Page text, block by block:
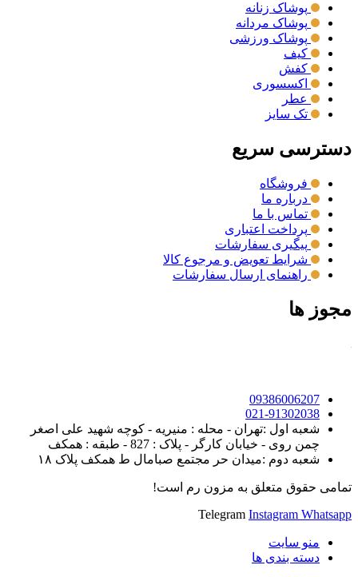
پوشاک زنانه
پوشاک مردانه
پوشاک ورزشی
کیف
کفش
اکسسوری
عطر
تک سایز
دسترسی سریع
فروشگاه
درباره ما
تماس با ما
پرداخت اعتباری
پیگیری سفارشات
شرایط تعویض و مرجوع کالا
راهنمای ارسال سفارشات
مجوز ها
09386006207
021-91302038
شعبه اول :تهران - محله : منیریه - کوچه شهید علی اصغر
چمن روی - خیابان کارگر - پلاک : 827 - طبقه : همکف
شعبه دوم :میدان حر مجتمع صبامال ط همکف پلاک ۱۸
تمامی حقوق متعلق به مزون رم است!
Telegram Instagram Whatsapp
منو سایت
دسته بندی ها